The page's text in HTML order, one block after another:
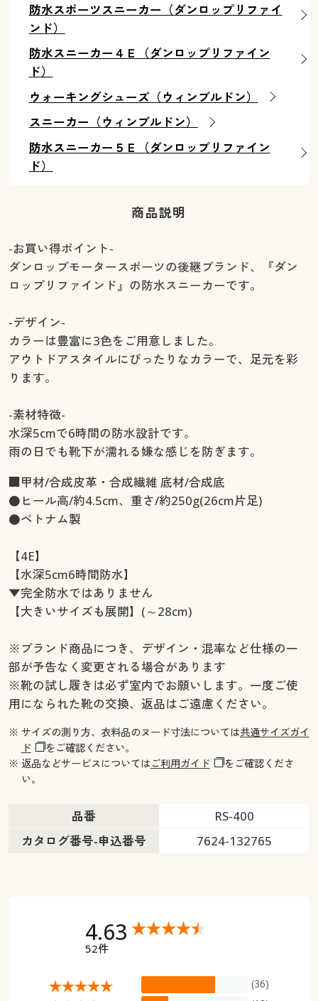
防水スポーツスニーカー（ダンロップリファイ
ンド）
防水スニーカー４Ｅ（ダンロップリファイン
ド）
ウォーキングシューズ（ウィンブルドン）
スニーカー（ウィンブルドン）
防水スニーカー５Ｅ（ダンロップリファイン
ド）
商品説明
-お買い得ポイント-
ダンロップモータースポーツの後継ブランド、『ダン
ロップリファインド』の防水スニーカーです。
-デザイン-
カラーは豊富に3色をご用意しました。
アウトドアスタイルにぴったりなカラーで、足元を彩
ります。
-素材特徴-
水深5cmで6時間の防水設計です。
雨の日でも靴下が濡れる嫌な感じを防ぎます。
■甲材/合成皮革・合成繊維 底材/合成底
●ヒール高/約4.5cm、重さ/約250g(26cm片足)
●ベトナム製
【4E】
【水深5cm6時間防水】
▼完全防水ではありません
【大きいサイズも展開】(～28cm)
※ブランド商品につき、デザイン・混率など仕様の一
部が予告なく変更される場合があります
※靴の試し履きは必ず室内でお願いします。一度ご使
用になられた靴の交換、返品はご遠慮ください。
※ サイズの測り方、衣料品のヌード寸法については共通サイズガイ
ド
をご確認ください。
※ 返品などサービスについてはご利用ガイド
をご確認くださ
い。
品番
RS-400
カタログ番号-申込番号
7624-132765
4.63
52件
(36)